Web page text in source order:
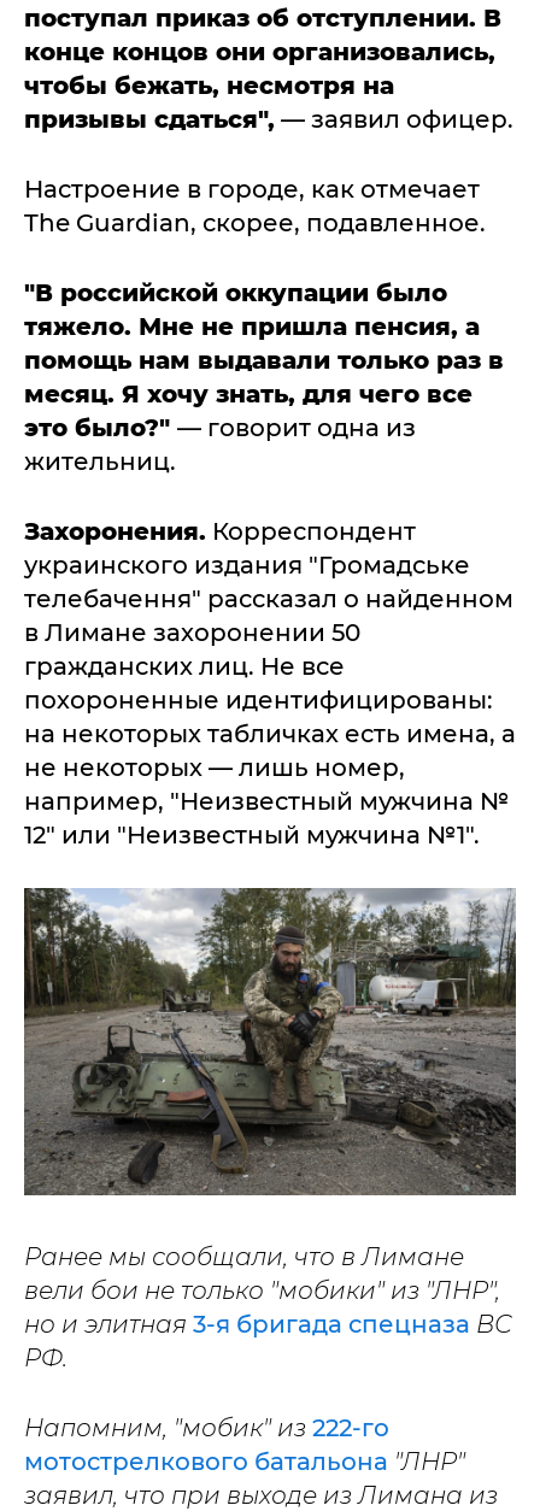
поступал приказ об отступлении. В
конце концов они организовались,
чтобы бежать, несмотря на
призывы сдаться", — заявил офицер.
Настроение в городе, как отмечает
The Guardian, скорее, подавленное.
"В российской оккупации было
тяжело. Мне не пришла пенсия, а
помощь нам выдавали только раз в
месяц. Я хочу знать, для чего все
это было?" — говорит одна из
жительниц.
Захоронения. Корреспондент
украинского издания "Громадське
телебачення" рассказал о найденном
в Лимане захоронении 50
гражданских лиц. Не все
похороненные идентифицированы:
на некоторых табличках есть имена, а
не некоторых — лишь номер,
например, "Неизвестный мужчина №
12" или "Неизвестный мужчина №1".
Ранее мы сообщали, что в Лимане
вели бои не только "мобики" из "ЛНР",
но и элитная 3-я бригада спецназа ВС
РФ.
Напомним, "мобик" из 222-го
мотострелкового батальона "ЛНР"
заявил, что при выходе из Лимана из